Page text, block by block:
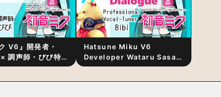
V6』開発者・
調声師・びび特
かな歌声表現の
Hatsune Miku V6
Developer Wataru Sasaki
× Professional Vocal-